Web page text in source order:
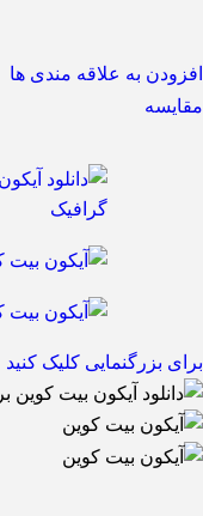
افزودن به علاقه مندی ها
مقایسه
برای بزرگنمایی کلیک کنید